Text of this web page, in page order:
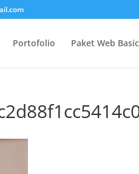
Portofolio Paket Web Basic